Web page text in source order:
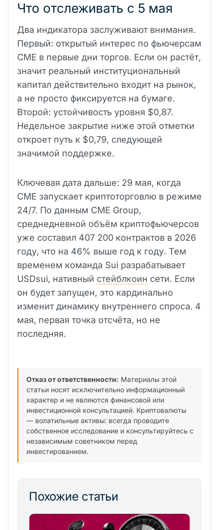
Что отслеживать с 5 мая
Два индикатора заслуживают внимания.
Первый: открытый интерес по фьючерсам
CME в первые дни торгов. Если он растёт,
значит реальный институциональный
капитал действительно входит на рынок,
а не просто фиксируется на бумаге.
Второй: устойчивость уровня $0,87.
Недельное закрытие ниже этой отметки
откроет путь к $0,79, следующей
значимой поддержке.
Ключевая дата дальше: 29 мая, когда
CME запускает криптоторговлю в режиме
24/7. По данным CME Group,
среднедневной объём криптофьючерсов
уже составил 407 200 контрактов в 2026
году, что на 46% выше год к году. Тем
временем команда Sui разрабатывает
USDsui, нативный стейблкоин сети. Если
он будет запущен, это кардинально
изменит динамику внутреннего спроса. 4
мая, первая точка отсчёта, но не
последняя.
Отказ от ответственности: Материалы этой
статьи носят исключительно информационный
характер и не являются финансовой или
инвестиционной консультацией. Криптовалюты
— волатильные активы: всегда проводите
собственное исследование и консультируйтесь с
независимым советником перед
инвестированием.
Похожие статьи